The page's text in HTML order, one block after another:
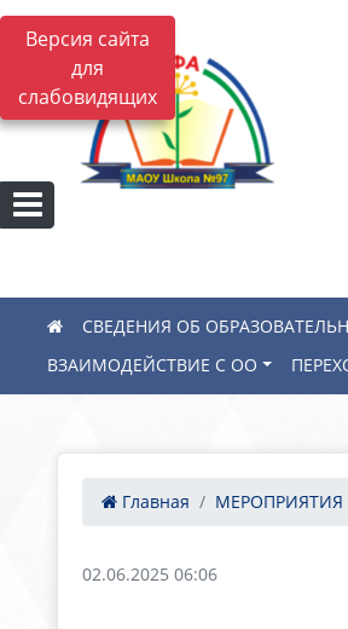
Версия сайта
для
слабовидящих
СВЕДЕНИЯ ОБ
ВЗАИМОДЕЙСТВИЕ С ОО
Главная МЕРОПРИЯТИЯ
02.06.2025 06:06